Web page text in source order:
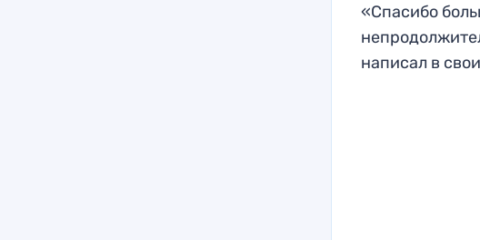
«Спасибо
написал в